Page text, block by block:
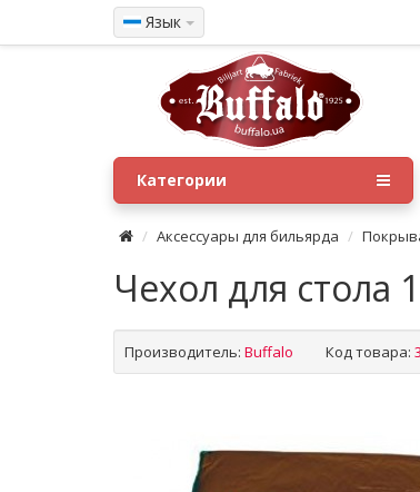
Язык
Категории
Аксессуары для бильярда
Чехол для стола
Производитель: Buffalo Код товара: